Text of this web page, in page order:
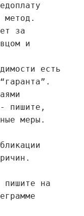
метод.
за
и
есть
пишите,
меры.
пишите на